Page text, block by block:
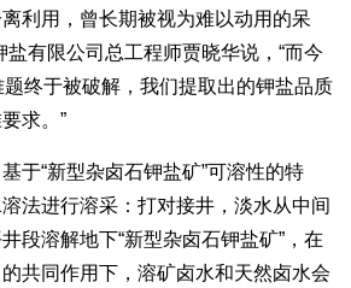
利用，曾长期被视为难以动用的呆
盐有限公司总工程师贾晓华说，“而今
终于被破解，我们提取出的钾盐品质
求。”
“新型杂卤石钾盐矿”可溶性的特
法进行溶采：打对接井，淡水从中间
段溶解地下“新型杂卤石钾盐矿”，在
共同作用下，溶矿卤水和天然卤水会